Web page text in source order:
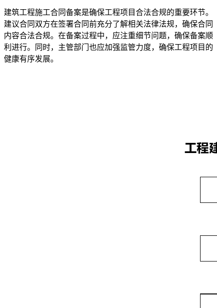
建筑工程施工合同备案是确保工程项目合法合规的重要环节。
建议合同双方在签署合同前充分了解相关法律法规，确保合同
内容合法合规。在备案过程中，应注重细节问题，确保备案顺
利进行。同时，主管部门也应加强监管力度，确保工程项目的
健康有序发展。